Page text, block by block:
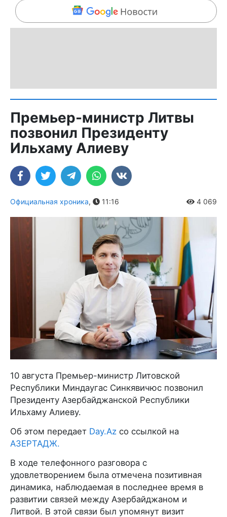
Премьер-министр Литвы
позвонил Президенту
Ильхаму Алиеву
Официальная хроника, 11:16 4 069
10 августа Премьер-министр Литовской
Республики Миндаугас Синкявичюс позвонил
Президенту Азербайджанской Республики
Ильхаму Алиеву.
Об этом передает Day.Az со ссылкой на
АЗЕРТАДЖ.
В ходе телефонного разговора с
удовлетворением была отмечена позитивная
динамика, наблюдаемая в последнее время в
развитии связей между Азербайджаном и
Литвой. В этой связи был упомянут визит